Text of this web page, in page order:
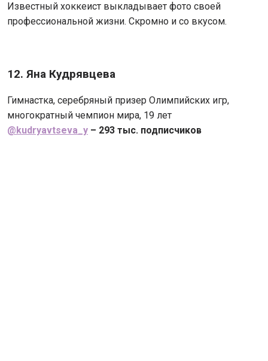
Известный хоккеист выкладывает фото своей
профессиональной жизни. Скромно и со вкусом.
12. Яна Кудрявцева
Гимнастка, серебряный призер Олимпийских игр,
многократный чемпион мира, 19 лет
@kudryavtseva_y – 293 тыс. подписчиков